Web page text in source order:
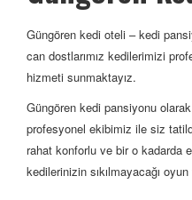
Güngören kedi oteli – kedi
can dostlarımız kedilerimizi
hizmeti sunmaktayız.
Güngören kedi pansiyonu
profesyonel ekibimiz ile siz
rahat konforlu ve bir o kadarda
kedilerinizin sıkılmayacağı